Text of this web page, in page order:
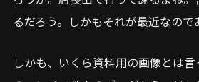
るだろう。しかもそれが最近なので
しかも、いくら資料用の画像とは